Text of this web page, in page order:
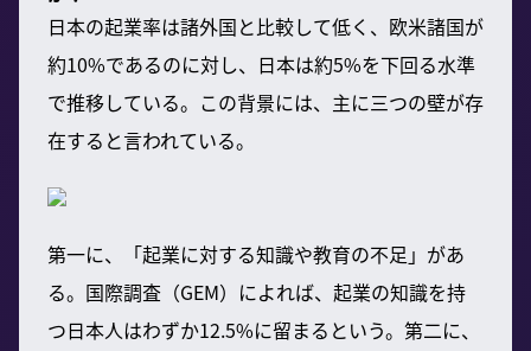
日本の起業率は諸外国と比較して低く、欧米諸国が
約10%であるのに対し、日本は約5%を下回る水準
で推移している。この背景には、主に三つの壁が存
在すると言われている。
第一に、「起業に対する知識や教育の不足」があ
る。国際調査（GEM）によれば、起業の知識を持
つ日本人はわずか12.5%に留まるという。第二に、